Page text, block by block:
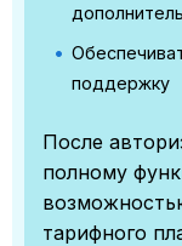
поддержку
После
полному
тарифного